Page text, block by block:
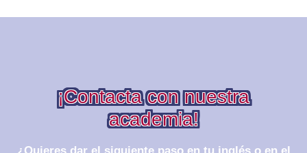
¡Contacta con nuestra
academia!